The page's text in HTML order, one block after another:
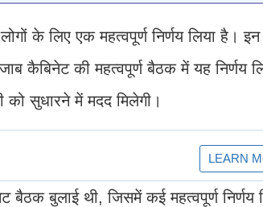
के लिए एक महत्वपूर्ण निर्णय लिया है। इन
की महत्वपूर्ण बैठक में यह निर्णय
को सुधारने में मदद मिलेगी।
बुलाई थी, जिसमें कई महत्वपूर्ण निर्णय